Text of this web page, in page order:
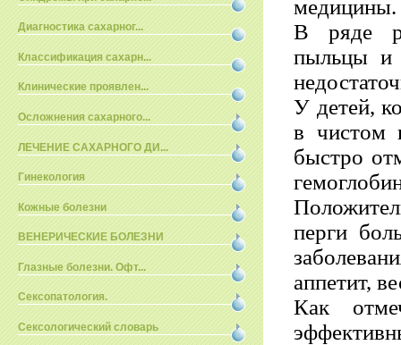
Диагностика сахарног...
Классификация сахарн...
Клинические проявлен...
Осложнения сахарного...
ЛЕЧЕНИЕ САХАРНОГО ДИ...
Гинекология
Кожные болезни
ВЕНЕРИЧЕСКИЕ БОЛЕЗНИ
Глазные болезни. Офт...
Сексопатология.
Сексологический словарь
медицины.
В ряде
пыльцы и
У детей,
в чистом
быстро
перги
аппетит,
Как